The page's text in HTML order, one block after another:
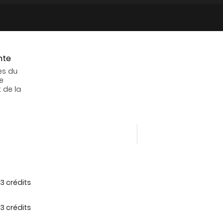
du
de la
3 crédits
3 crédits